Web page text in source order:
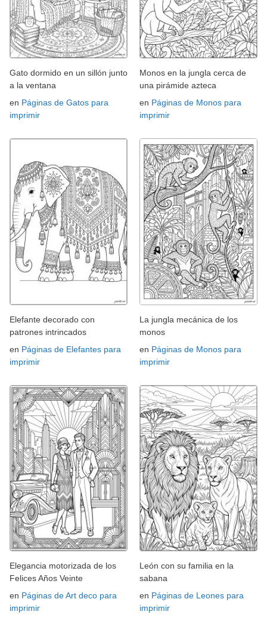
Gato dormido en un sillón junto
a la ventana
en Páginas de Gatos para
imprimir
Monos en la jungla cerca de
una pirámide azteca
en Páginas de Monos para
imprimir
Elefante decorado con
patrones intrincados
en Páginas de Elefantes para
imprimir
La jungla mecánica de los
monos
en Páginas de Monos para
imprimir
Elegancia motorizada de los
Felices Años Veinte
en Páginas de Art deco para
imprimir
León con su familia en la
sabana
en Páginas de Leones para
imprimir